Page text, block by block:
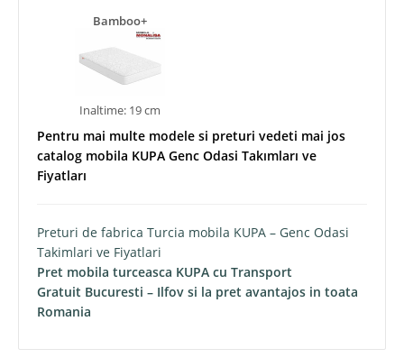
Bamboo+
Inaltime: 19 cm
Pentru mai multe modele si preturi vedeti mai jos
catalog mobila KUPA Genc Odasi Takımları ve
Fiyatları
Preturi de fabrica Turcia mobila KUPA – Genc Odasi
Takimlari ve Fiyatlari
Pret mobila turceasca KUPA cu Transport
Gratuit Bucuresti – Ilfov si la pret avantajos in toata
Romania